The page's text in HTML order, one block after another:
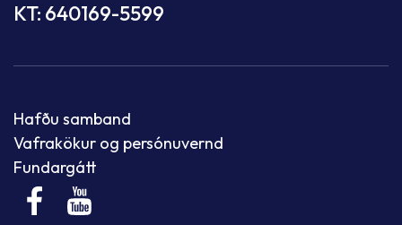
KT: 640169-5599
Hafðu samband
Vafrakökur og persónuvernd
Fundargátt